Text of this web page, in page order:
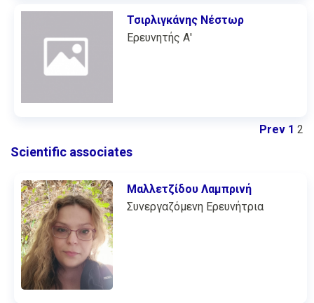
Τσιρλιγκάνης Νέστωρ
Ερευνητής Α'
Prev 1 2
Scientific associates
Μαλλετζίδου Λαμπρινή
Συνεργαζόμενη Ερευνήτρια